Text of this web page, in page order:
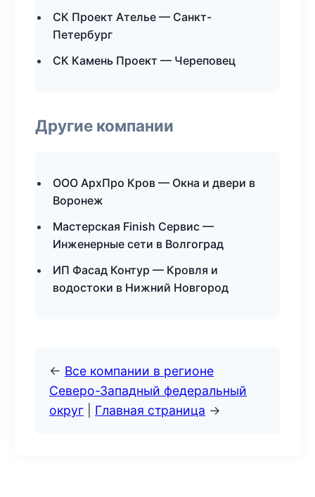
СК Проект Ателье — Санкт-
Петербург
СК Камень Проект — Череповец
Другие компании
ООО АрхПро Кров — Окна и двери в
Воронеж
Мастерская Finish Сервис —
Инженерные сети в Волгоград
ИП Фасад Контур — Кровля и
водостоки в Нижний Новгород
← Все компании в регионе
Северо-Западный федеральный
округ
Главная страница →